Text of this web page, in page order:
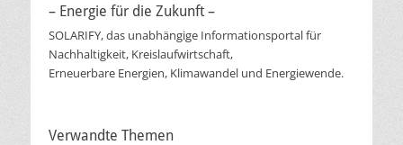
– Energie für die Zukunft –
SOLARIFY, das unabhängige Informationsportal für
Nachhaltigkeit, Kreislaufwirtschaft,
Erneuerbare Energien, Klimawandel und Energiewende.
Verwandte Themen